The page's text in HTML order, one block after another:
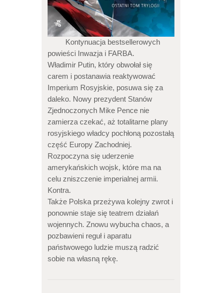
Kontynuacja bestsellerowych
powieści Inwazja i FARBA.
Władimir Putin, który obwołał się
carem i postanawia reaktywować
Imperium Rosyjskie, posuwa się za
daleko. Nowy prezydent Stanów
Zjednoczonych Mike Pence nie
zamierza czekać, aż totalitarne plany
rosyjskiego władcy pochłoną pozostałą
część Europy Zachodniej.
Rozpoczyna się uderzenie
amerykańskich wojsk, które ma na
celu zniszczenie imperialnej armii.
Kontra.
Także Polska przeżywa kolejny zwrot i
ponownie staje się teatrem działań
wojennych. Znowu wybucha chaos, a
pozbawieni reguł i aparatu
państwowego ludzie muszą radzić
sobie na własną rękę.